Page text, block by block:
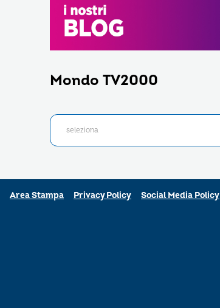
Mondo TV2000
Area Stampa Privacy Policy Social Media Policy